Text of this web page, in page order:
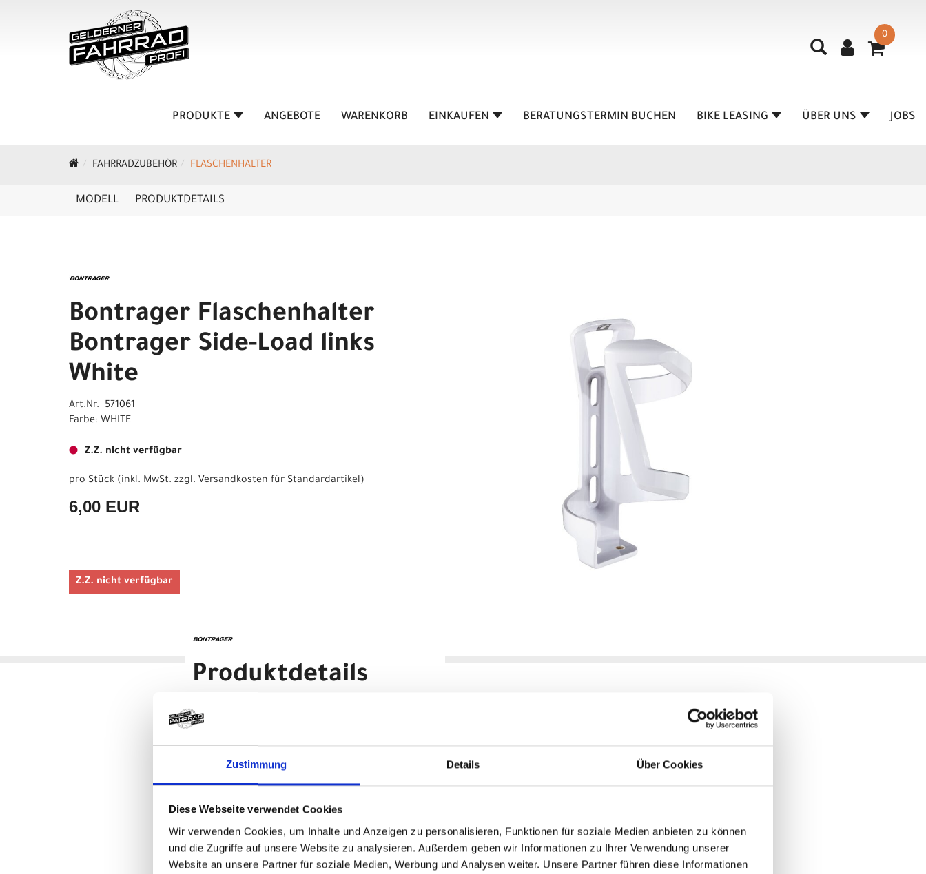
Zustimmung Details Über Cookies
Diese Webseite verwendet Cookies
Wir verwenden Cookies, um Inhalte und Anzeigen zu personalisieren, Funktionen für soziale Medien anbieten zu können
und die Zugriffe auf unsere Website zu analysieren. Außerdem geben wir Informationen zu Ihrer Verwendung unserer
Website an unsere Partner für soziale Medien, Werbung und Analysen weiter. Unsere Partner führen diese Informationen
0
PRODUKTE ANGEBOTE WARENKORB EINKAUFEN BERATUNGSTERMIN BUCHEN BIKE LEASING ÜBER UNS JOBS
FAHRRADZUBEHÖR FLASCHENHALTER
MODELL PRODUKTDETAILS
Bontrager Flaschenhalter
Bontrager Side-Load links
White
Art.Nr. 571061
Farbe: WHITE
Z.Z. nicht verfügbar
pro Stück (inkl. MwSt. zzgl. Versandkosten für Standardartikel)
6,00 EUR
Z.Z. nicht verfügbar
Produktdetails
Ein Flaschenhalter mit seitlichem Einschub für leichteren Zugriff auf die Trinkflasche an kleinen Rahmen und in engen
- Die seitliche Öffnung erlaubt einen schnellen und einfachen Zugriff an kompakten Rahmen
- Bei Montage am Unterrohr Zugriff auf die Trinkflasche von links
- Für Rennräder und Mountainbikes geeignet
- Für einen Zugriff auf der gleichen Rahmenseite entsprechend den rechten Side-Load-Flaschenhalter an Sitzrohr oder
Unterrohr verwenden
Herstellerdaten gem. GPSR